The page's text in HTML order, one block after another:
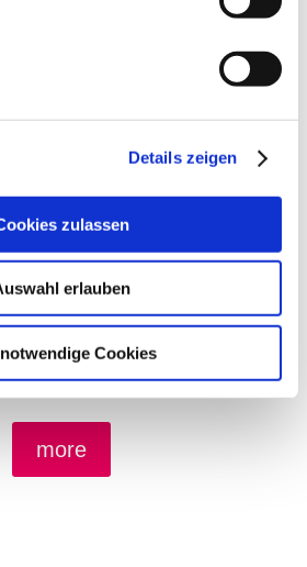
Details zeigen
zulassen
erlauben
Cookies
more about
Museum
team, vacancies and a brief
of the museum
more